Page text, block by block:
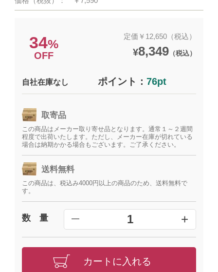
34%
OFF
定価￥12,650（税込）
¥8,349（税込）
自社在庫なし ポイント：76pt
取寄品
この商品はメーカー取り寄せ品となります。通常１～２週間
程度で出荷いたします。ただし、メーカー在庫が切れている
場合は納期かかる場合もございます。ご了承ください。
送料無料
この商品は、税込み4000円以上の商品のため、送料無料で
す。
数 量 ━ 1 +
カートに入れる